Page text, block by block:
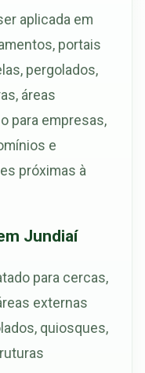
aplicada em
portais
pergolados,
áreas
para empresas,
e
próximas à
Jundiaí
para cercas,
externas
quiosques,